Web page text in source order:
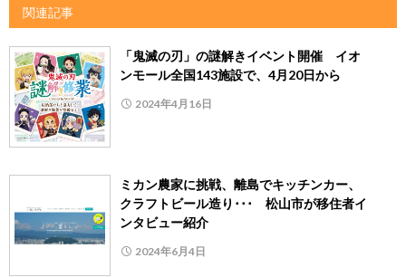
関連記事
「鬼滅の刃」の謎解きイベント開催 イオ
ンモール全国143施設で、4月20日から
2024年4月16日
ミカン農家に挑戦、離島でキッチンカー、
クラフトビール造り･･･ 松山市が移住者イ
ンタビュー紹介
2024年6月4日